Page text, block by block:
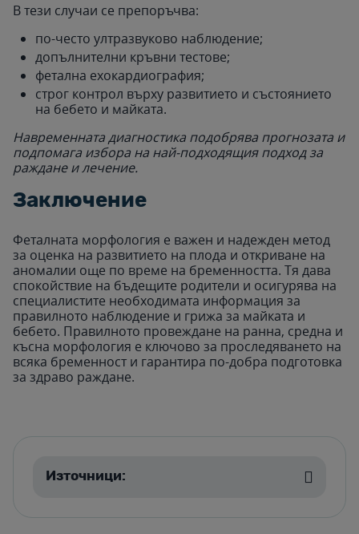
В тези случаи се препоръчва:
по-често ултразвуково наблюдение;
допълнителни кръвни тестове;
фетална ехокардиография;
строг контрол върху развитието и състоянието
на бебето и майката.
Навременната диагностика подобрява прогнозата и
подпомага избора на най-подходящия подход за
раждане и лечение.
Заключение
Феталната морфология е важен и надежден метод
за оценка на развитието на плода и откриване на
аномалии още по време на бременността. Тя дава
спокойствие на бъдещите родители и осигурява на
специалистите необходимата информация за
правилното наблюдение и грижа за майката и
бебето. Правилното провеждане на ранна, средна и
късна морфология е ключово за проследяването на
всяка бременност и гарантира по-добра подготовка
за здраво раждане.
Източници: